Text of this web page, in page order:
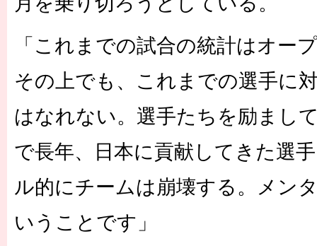
「これまでの試合の統計はオー
その上でも、これまでの選手に
はなれない。選手たちを励まし
で長年、日本に貢献してきた選
ル的にチームは崩壊する。メン
いうことです」